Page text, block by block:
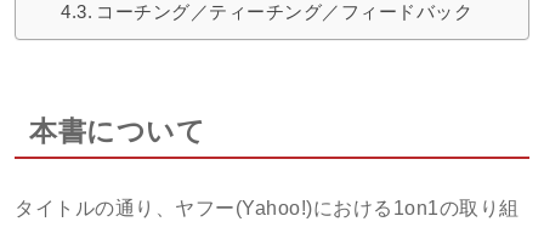
コーチング／ティーチング／フィードバック
本書について
タイトルの通り、ヤフー(Yahoo!)における1on1の取り組